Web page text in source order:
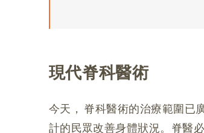
現代脊科醫術
今天， 脊科醫術的治療範圍已
計的民眾改善身體狀況。脊醫